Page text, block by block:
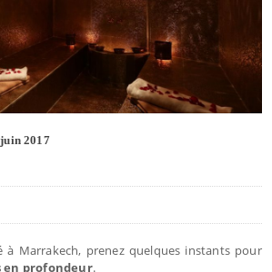
2017
à Marrakech, prenez quelques instants pour
en profondeur.